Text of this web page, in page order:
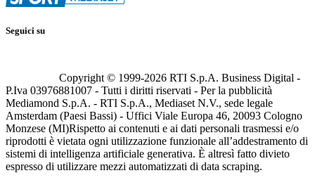
Seguici su
Copyright © 1999-2026 RTI S.p.A. Business Digital -
P.Iva 03976881007 - Tutti i diritti riservati - Per la pubblicità
Mediamond S.p.A. - RTI S.p.A., Mediaset N.V., sede legale
Amsterdam (Paesi Bassi) - Uffici Viale Europa 46, 20093 Cologno
Monzese (MI)Rispetto ai contenuti e ai dati personali trasmessi e/o
riprodotti è vietata ogni utilizzazione funzionale all’addestramento di
sistemi di intelligenza artificiale generativa. È altresì fatto divieto
espresso di utilizzare mezzi automatizzati di data scraping.